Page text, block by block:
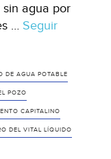
agua por
… Seguir
DE AGUA POTABLE
POZO
CAPITALINO
DEL VITAL LÍQUIDO